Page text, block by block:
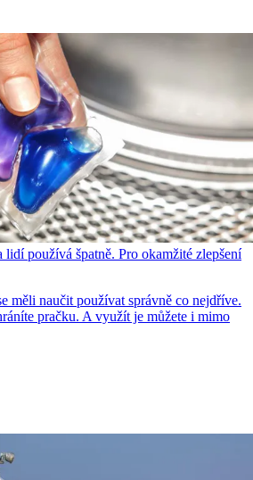
používá špatně. Pro okamžité zlepšení
měli naučit používat správně co nejdříve.
pračku. A využít je můžete i mimo